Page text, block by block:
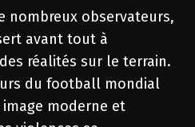
nombreux observateurs,
avant tout à
réalités sur le terrain.
du football mondial
moderne et